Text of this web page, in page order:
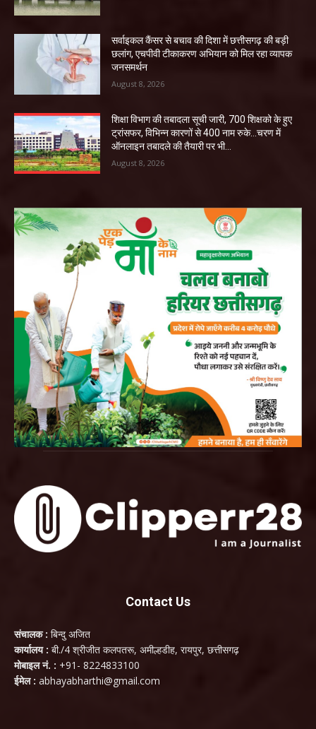
सर्वाइकल कैंसर से बचाव की दिशा में छत्तीसगढ़ की बड़ी
छलांग, एचपीवी टीकाकरण अभियान को मिल रहा व्यापक
जनसमर्थन
August 8, 2026
शिक्षा विभाग की तबादला सूची जारी, 700 शिक्षको के हुए
ट्रांसफर, विभिन्न कारणों से 400 नाम रुके…चरण में
ऑनलाइन तबादले की तैयारी पर भी...
August 8, 2026
Contact Us
संचालक : बिन्दु अजित
कार्यालय : बी./4 श्रीजीत कलपतरू, अमील्हडीह, रायपुर, छत्तीसगढ़
मोबाइल नं. : +91- 8224833100
ईमेल : abhayabharthi@gmail.com